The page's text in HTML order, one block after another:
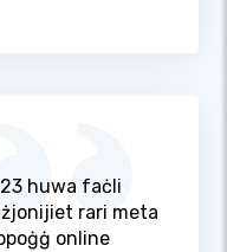
huwa faċli
rari meta
online